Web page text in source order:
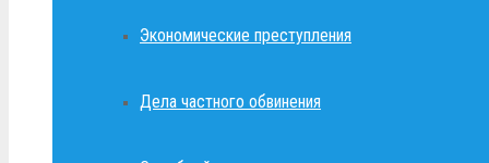
Экономические преступления
Дела частного обвинения